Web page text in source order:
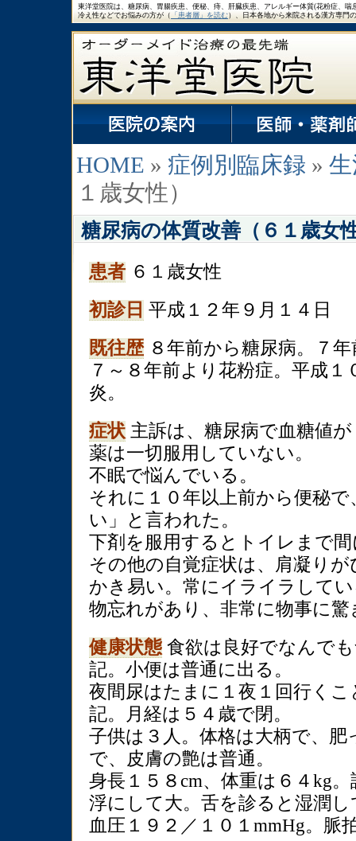
東洋堂医院は、糖尿病、胃腸疾患、便秘、痔、肝臓疾患、アレルギー体質(花粉症、
冷え性などでお悩みの方が（ 「患者層」を読む）、日本各地から来院される漢方専門
HOME » 症例別臨床録 »
１歳女性）
糖尿病の体質改善（６１歳女
患者 ６１歳女性
初診日 平成１２年９月１４日
既往歴８年前から糖尿病。７
７～８年前より花粉症。平成１
炎。
症状 主訴は、糖尿病で血糖値
薬は一切服用していない。
不眠で悩んでいる。
それに１０年以上前から便秘
い」と言われた。
下剤を服用するとトイレまで
その他の自覚症状は、肩凝り
かき易い。常にイライラして
物忘れがあり、非常に物事に
健康状態 食欲は良好でなんで
記。小便は普通に出る。
夜間尿はたまに１夜１回行く
記。月経は５４歳で閉。
子供は３人。体格は大柄で、肥
で、皮膚の艶は普通。
身長１５８cm、体重は６４kg
浮にして大。舌を診ると湿潤
血圧１９２／１０１mmHg。脈